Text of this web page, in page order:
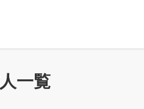
一覧